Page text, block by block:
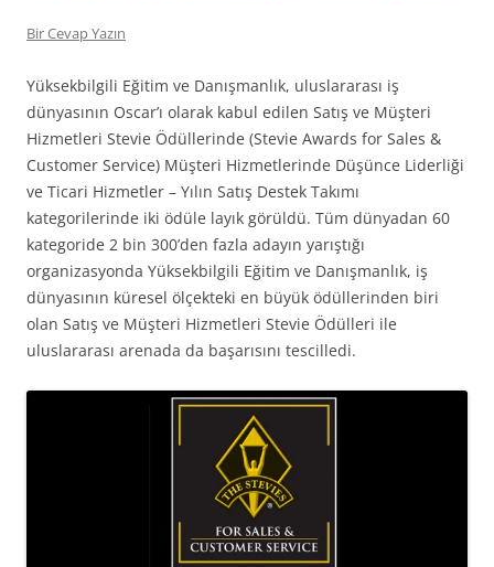
Bir Cevap Yazın
Yüksekbilgili Eğitim ve Danışmanlık, uluslararası iş
dünyasının Oscar’ı olarak kabul edilen Satış ve Müşteri
Hizmetleri Stevie Ödüllerinde (Stevie Awards for Sales &
Customer Service) Müşteri Hizmetlerinde Düşünce Liderliği
ve Ticari Hizmetler – Yılın Satış Destek Takımı
kategorilerinde iki ödüle layık görüldü. Tüm dünyadan 60
kategoride 2 bin 300’den fazla adayın yarıştığı
organizasyonda Yüksekbilgili Eğitim ve Danışmanlık, iş
dünyasının küresel ölçekteki en büyük ödüllerinden biri
olan Satış ve Müşteri Hizmetleri Stevie Ödülleri ile
uluslararası arenada da başarısını tescilledi.